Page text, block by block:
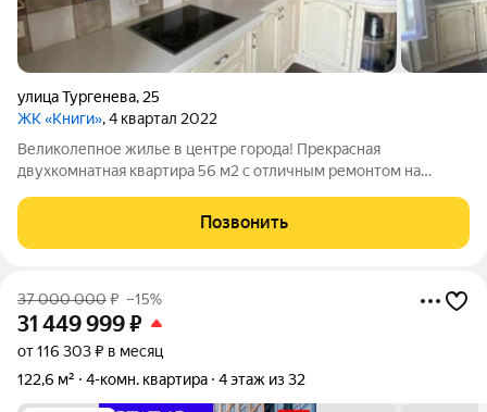
улица Тургенева, 25
ЖК «Книги», 4 квартал 2022
Великолепное жилье в центре города! Прекрасная
двухкомнатная квартира 56 м2 с отличным ремонтом на
удобства и тишины. Продуманная планировка. Большая
просторная кухня-гостиная 16 кв.метров и две
Позвонить
37 000 000₽ –15%
31 449 999₽
от 116 303 ₽ в месяц
122,6 м²
4-комн. квартира 4 этаж из 32